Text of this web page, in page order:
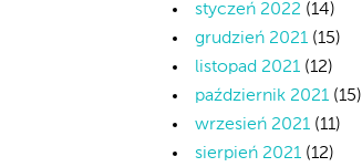
styczeń 2022 (14)
grudzień 2021 (15)
listopad 2021 (12)
październik 2021 (15)
wrzesień 2021 (11)
sierpień 2021 (12)